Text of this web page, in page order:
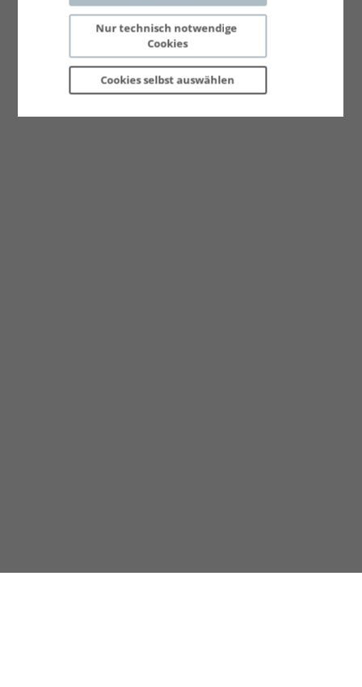
Nur technisch notwendige
Cookies
Cookies selbst auswählen